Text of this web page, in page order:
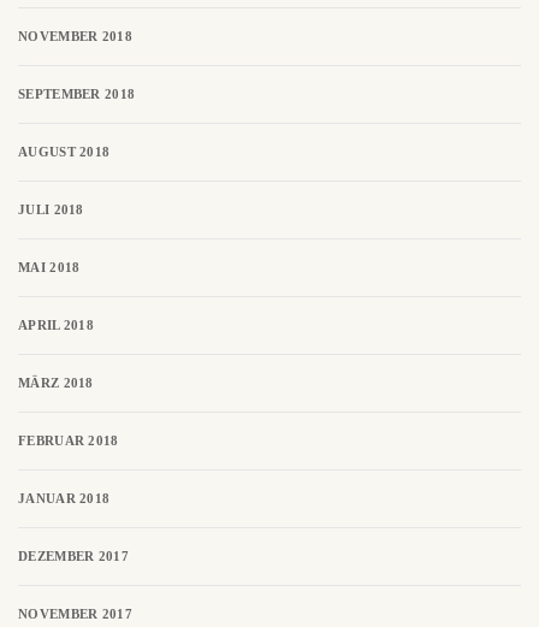
NOVEMBER 2018
SEPTEMBER 2018
AUGUST 2018
JULI 2018
MAI 2018
APRIL 2018
MÄRZ 2018
FEBRUAR 2018
JANUAR 2018
DEZEMBER 2017
NOVEMBER 2017